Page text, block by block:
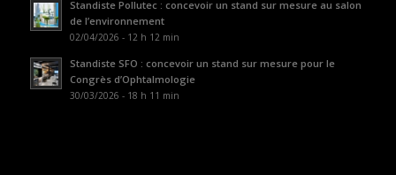
Standiste Pollutec : concevoir un stand sur mesure au salon
de l’environnement
02/04/2026 - 12 h 12 min
Standiste SFO : concevoir un stand sur mesure pour le
Congrès d’Ophtalmologie
30/03/2026 - 18 h 11 min